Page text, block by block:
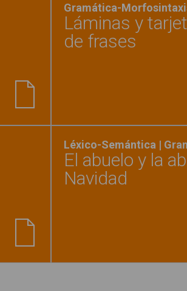
Gramática-
Láminas y
de frases
Léxico-Semántica |
El abuelo y la
Navidad